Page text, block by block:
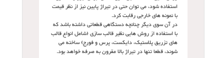
استفاده شود، می توان حتی در تیراژ پایین نیز از نظر قیمت
با نمونه های خارجی رقابت کرد.
در آن سوی دیگر چنانچه دستگاهی قطعاتی داشته باشد که
با استفاده از روش هایی نظیر قالب سازی (شامل انواع قالب
های تزریق پلاستیک، دایکست، پرس و فورج) ساخته می
شوند، قطعا تنها در تیراژ بالا مقرون به صرفه خواهد بود.